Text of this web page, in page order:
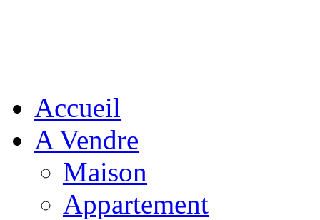
Accueil
A Vendre
Maison
Appartement